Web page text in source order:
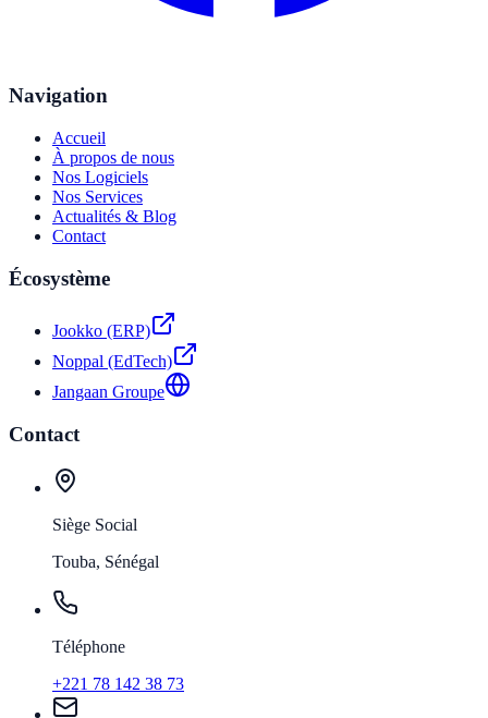
Navigation
Accueil
À propos de nous
Nos Logiciels
Nos Services
Actualités & Blog
Contact
Écosystème
Jookko (ERP)
Noppal (EdTech)
Jangaan Groupe
Contact
Siège Social
Touba, Sénégal
Téléphone
+221 78 142 38 73